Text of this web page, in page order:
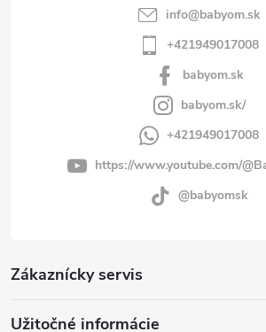
Zákaznícky servis
Užitočné informácie
info@babyom.sk
+421949017008
babyom.sk
babyom.sk/
+421949017008
https://www.youtube.com/
@babyomsk